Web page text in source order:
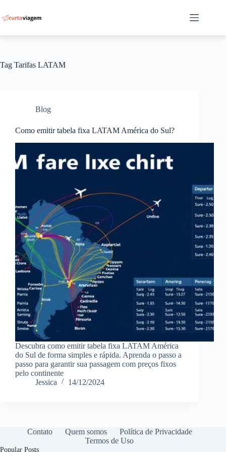
para
o
Tag Tarifas LATAM
Blog
Como emitir tabela fixa LATAM América do Sul?
Descubra como emitir tabela fixa LATAM América
do Sul de forma simples e rápida. Aprenda o passo a
passo para garantir sua passagem com preços fixos
pelo continente
Jessica
14/12/2024
Contato Quem somos
Política de Privacidade
Termos de Uso
Popular Posts